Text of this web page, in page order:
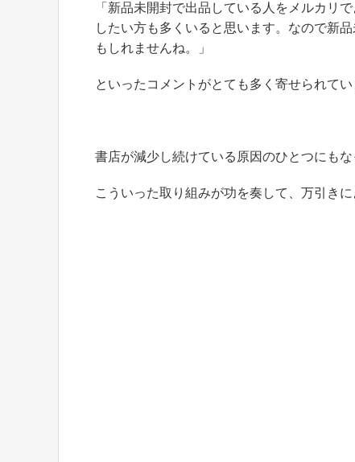
「新品未開封で出品している人をメルカリ
したい方も多くいると思います。なので新
もしれませんね。」
といったコメントがとても多く寄せられてい
書店が減少し続けている原因のひとつにもな
こういった取り組みが功を奏して、万引き